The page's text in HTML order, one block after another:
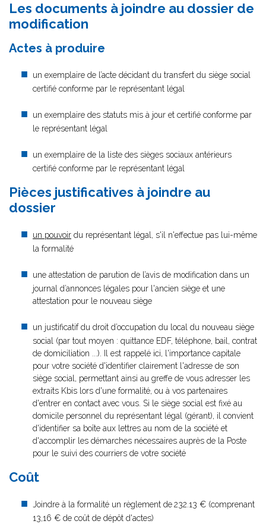
Les documents à joindre au dossier de
modification
Actes à produire
un exemplaire de l’acte décidant du transfert du siège social
certifié conforme par le représentant légal
un exemplaire des statuts mis à jour et certifié conforme par
le représentant légal
un exemplaire de la liste des sièges sociaux antérieurs
certifié conforme par le représentant légal
Pièces justificatives à joindre au
dossier
un pouvoir du représentant légal, s'il n'effectue pas lui-même
la formalité
une attestation de parution de l’avis de modification dans un
journal d’annonces légales pour l'ancien siège et une
attestation pour le nouveau siège
un justificatif du droit d’occupation du local du nouveau siège
social (par tout moyen : quittance EDF, téléphone, bail, contrat
de domiciliation ...). Il est rappelé ici, l'importance capitale
pour votre société d'identifier clairement l'adresse de son
siège social, permettant ainsi au greffe de vous adresser les
extraits Kbis lors d'une formalité, ou à vos partenaires
d'entrer en contact avec vous. Si le siège social est fixé au
domicile personnel du représentant légal (gérant), il convient
d'identifier sa boîte aux lettres au nom de la société et
d'accomplir les démarches nécessaires auprès de la Poste
pour le suivi des courriers de votre société
Coût
Joindre à la formalité un règlement de232.13 € (comprenant
13,16 € de coût de dépôt d'actes)